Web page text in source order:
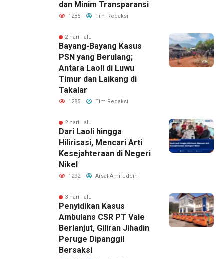
dan Minim Transparansi
1285 Tim Redaksi
2 hari lalu
Bayang-Bayang Kasus
PSN yang Berulang;
Antara Laoli di Luwu
Timur dan Laikang di
Takalar
1285 Tim Redaksi
2 hari lalu
Dari Laoli hingga
Hilirisasi, Mencari Arti
Kesejahteraan di Negeri
Nikel
1292 Arsal Amiruddin
3 hari lalu
Penyidikan Kasus
Ambulans CSR PT Vale
Berlanjut, Giliran Jihadin
Peruge Dipanggil
Bersaksi